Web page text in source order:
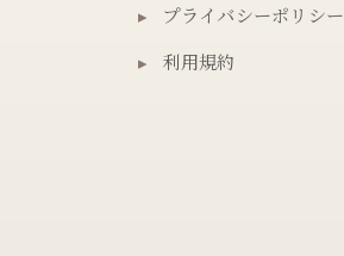
▸
プライバシーポリシー
▸
利用規約